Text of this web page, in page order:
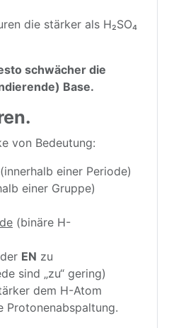
die stärker als H₂SO₄
schwächer die
Base.
von Bedeutung:
(innerhalb einer Periode)
einer Gruppe)
(binäre H-
EN zu
sind „zu“ gering)
dem H-Atom